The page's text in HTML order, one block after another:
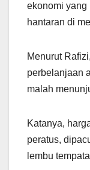
ekonomi yang
hantaran di
Menurut
perbelanjaan
malah
Katanya,
peratus,
lembu